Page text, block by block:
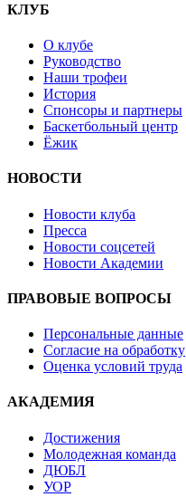
КЛУБ
О клубе
Руководство
Наши трофеи
История
Спонсоры и партнеры
Баскетбольный центр
Ёжик
НОВОСТИ
Новости клуба
Пресса
Новости соцсетей
Новости Академии
ПРАВОВЫЕ ВОПРОСЫ
Персональные данные
Согласие на обработку
Оценка условий труда
АКАДЕМИЯ
Достижения
Молодежная команда
ДЮБЛ
УОР